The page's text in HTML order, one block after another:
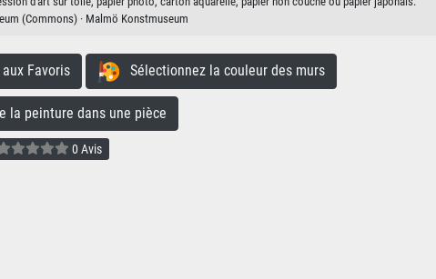
(Commons) · Malmö Konstmuseum
Favoris Sélectionnez la couleur des murs
peinture dans une pièce
0 Avis